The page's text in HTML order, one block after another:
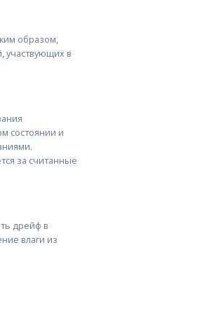
образом,
участвующих в
состоянии и
за считанные
дрейф в
влаги из